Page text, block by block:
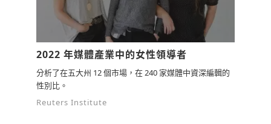
2022 年媒體產業中的女性領導者
分析了在五大州 12 個市場，在 240 家媒體中資深編輯的
性別比。
Reuters Institute